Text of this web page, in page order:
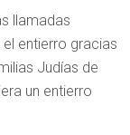
llamadas
entierro gracias
Judías de
un entierro